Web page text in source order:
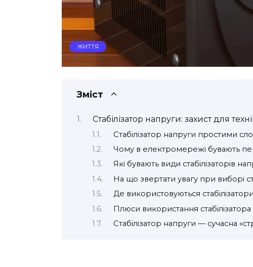
ЖИТТЯ
Зміст
Стабілізатор напруги: захист для
Стабілізатор напруги простими
Чому в електромережі бувають
Які бувають види стабілізаторів
На що звертати увагу при виборі
Де використовуються
Плюси використання
Стабілізатор напруги — сучасна